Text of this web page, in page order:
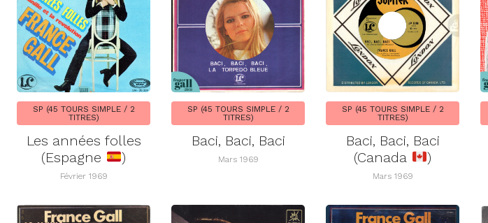
SP (45 TOURS SIMPLE / 2
TITRES)
Les années folles
(Espagne
)
Février 1969
SP (45 TOURS SIMPLE / 2
TITRES)
Baci, Baci, Baci
Mars 1969
SP (45 TOURS SIMPLE / 2
TITRES)
Baci, Baci, Baci
(Canada
)
Mars 1969